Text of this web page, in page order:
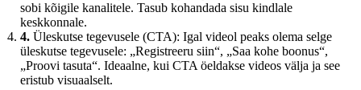
sobi kõigile kanalitele. Tasub kohandada sisu kindlale
keskkonnale.
4. Üleskutse tegevusele (CTA): Igal videol peaks olema selge
üleskutse tegevusele: „Registreeru siin“, „Saa kohe boonus“,
„Proovi tasuta“. Ideaalne, kui CTA öeldakse videos välja ja see
eristub visuaalselt.